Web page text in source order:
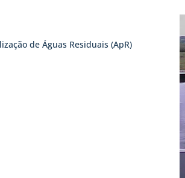
de Águas Residuais (ApR)